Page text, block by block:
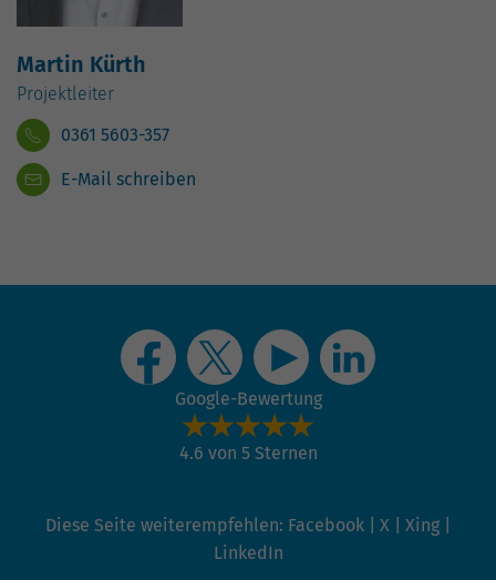
Martin Kürth
Projektleiter
0361 5603-357
E-Mail schreiben
Google-Bewertung
4.6 von 5 Sternen
Diese Seite weiterempfehlen: Facebook X Xing
LinkedIn